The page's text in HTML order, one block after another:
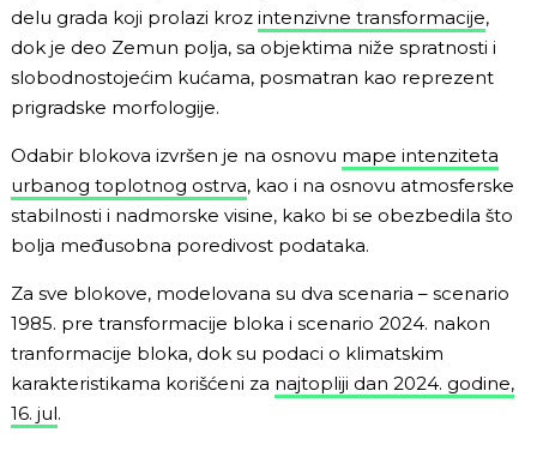
delu grada koji prolazi kroz intenzivne transformacije,
dok je deo Zemun polja, sa objektima niže spratnosti i
slobodnostojećim kućama, posmatran kao reprezent
prigradske morfologije.
Odabir blokova izvršen je na osnovu mape intenziteta
urbanog toplotnog ostrva, kao i na osnovu atmosferske
stabilnosti i nadmorske visine, kako bi se obezbedila što
bolja međusobna poredivost podataka.
Za sve blokove, modelovana su dva scenaria – scenario
1985. pre transformacije bloka i scenario 2024. nakon
tranformacije bloka, dok su podaci o klimatskim
karakteristikama korišćeni za najtopliji dan 2024. godine,
16. jul.